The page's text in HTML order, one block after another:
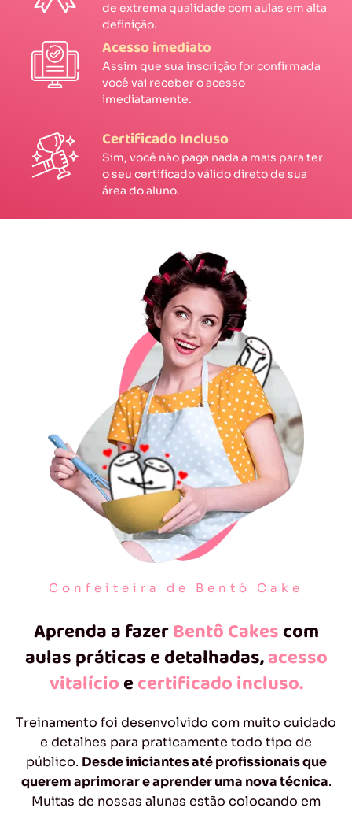
de extrema qualidade com aulas em alta
definição.
Acesso imediato
Assim que sua inscrição for confirmada
você vai receber o acesso
imediatamente.
Certificado Incluso
Sim, você não paga nada a mais para ter
o seu certificado válido direto de sua
área do aluno.
Confeiteira de Bentô Cake
Aprenda a fazerBentô Cakescom
aulas práticas e detalhadas,acesso
vitalícioecertificado incluso.
Treinamento foi desenvolvido com muito cuidado
e detalhes para praticamente todo tipo de
público. Desde iniciantes até profissionais que
querem aprimorar e aprender uma nova técnica.
Muitas de nossas alunas estão colocando em